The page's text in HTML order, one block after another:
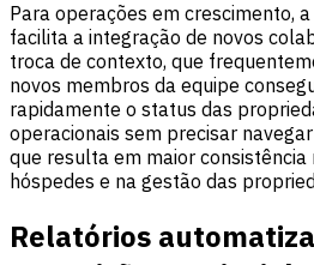
Para operações em crescimento,
facilita a integração de novos
troca de contexto, que
novos membros da equipe
rapidamente o status das
operacionais sem precisar
que resulta em maior consistência
hóspedes e na gestão das
Relatórios